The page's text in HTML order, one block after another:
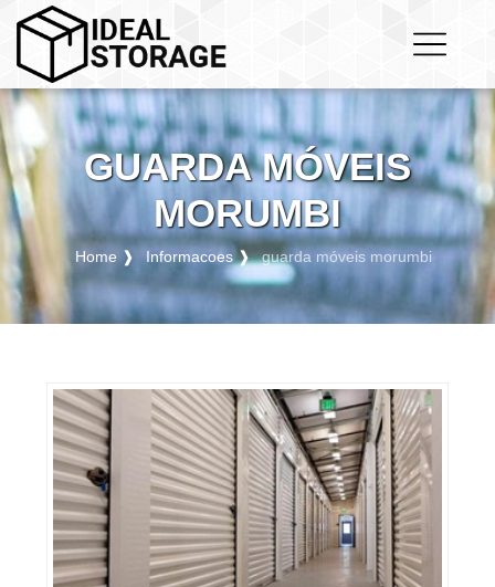
GUARDA MÓVEIS
MORUMBI
Home ❱ Informacoes ❱ guarda móveis morumbi